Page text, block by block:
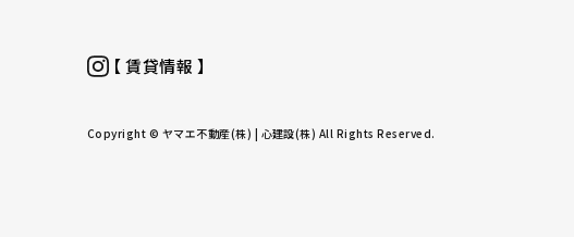
【 賃貸情報 】
Copyright © ヤマエ不動産(株) | 心建設(株) All Rights Reserved.